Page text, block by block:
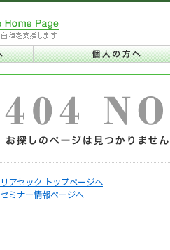
リアセック トップページへ
セミナー情報ページへ